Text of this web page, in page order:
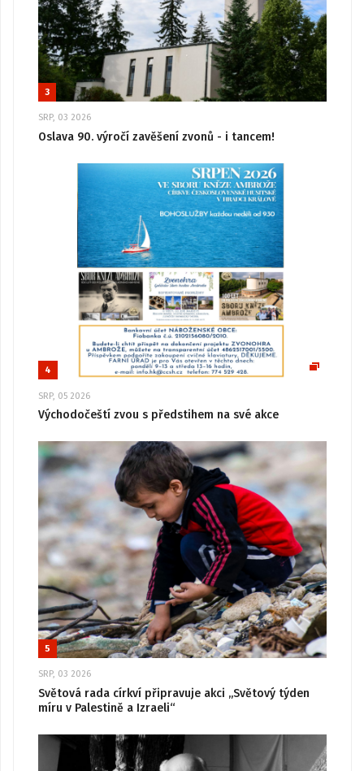
3
SRP, 03 2026
Oslava 90. výročí zavěšení zvonů - i tancem!
4
SRP, 05 2026
Východočeští zvou s předstihem na své akce
5
SRP, 03 2026
Světová rada církví připravuje akci „Světový týden
míru v Palestině a Izraeli“